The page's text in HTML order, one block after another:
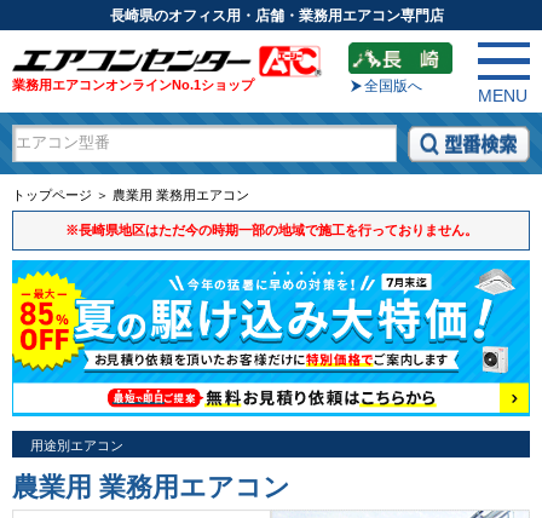
長崎県のオフィス用・店舗・業務用エアコン専門店
業務用エアコンオンラインNo.1ショップ 全国版へ
MENU
トップページ ＞ 農業用 業務用エアコン
※長崎県地区はただ今の時期一部の地域で施工を行っておりません。
用途別エアコン
農業用 業務用エアコン